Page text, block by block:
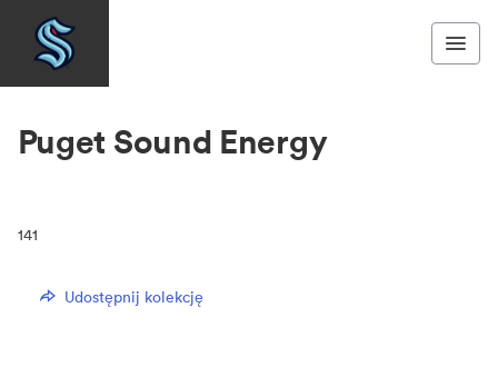
Puget Sound Energy
141
Udostępnij kolekcję